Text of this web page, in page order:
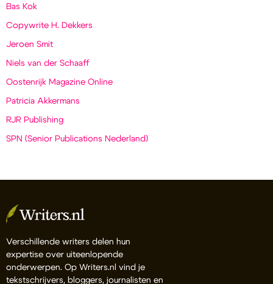
Bas Kok
Copywrite H. Dekkers
Jeroen Smit
Niels van der Schaaff
Oostenrijk Magazine Online
Patricia Akkermans
RJR Publishing
SPN (Senior Publications Nederland)
Verschillende writers delen hun
expertise over uiteenlopende
onderwerpen. Op Writers.nl vind je
tekstschrijvers, bloggers, journalisten en